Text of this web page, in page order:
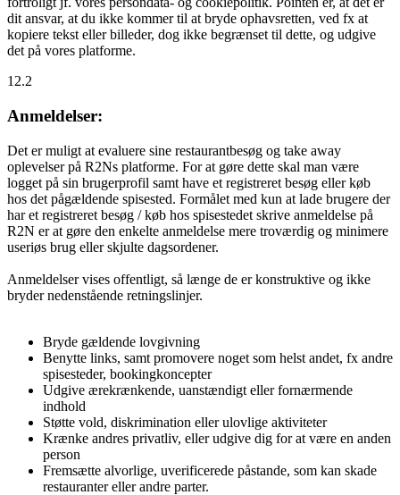
dit ansvar, at du ikke kommer til at bryde ophavsretten, ved fx at
kopiere tekst eller billeder, dog ikke begrænset til dette, og udgive
det på vores platforme.
12.2
Anmeldelser:
Det er muligt at evaluere sine restaurantbesøg og take away
oplevelser på R2Ns platforme. For at gøre dette skal man være
logget på sin brugerprofil samt have et registreret besøg eller køb
hos det pågældende spisested. Formålet med kun at lade brugere der
har et registreret besøg / køb hos spisestedet skrive anmeldelse på
R2N er at gøre den enkelte anmeldelse mere troværdig og minimere
useriøs brug eller skjulte dagsordener.
Anmeldelser vises offentligt, så længe de er konstruktive og ikke
bryder nedenstående retningslinjer.
Bryde gældende lovgivning
Benytte links, samt promovere noget som helst andet, fx andre
spisesteder, bookingkoncepter
Udgive ærekrænkende, uanstændigt eller fornærmende
indhold
Støtte vold, diskrimination eller ulovlige aktiviteter
Krænke andres privatliv, eller udgive dig for at være en anden
person
Fremsætte alvorlige, uverificerede påstande, som kan skade
restauranter eller andre parter.